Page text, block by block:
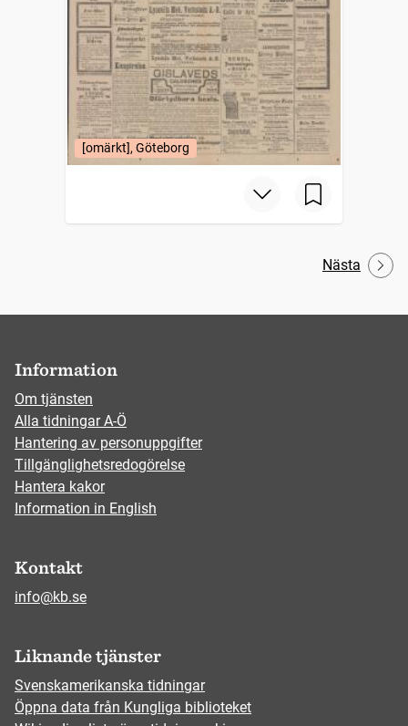
[omärkt], Göteborg
Nästa
Information
Om tjänsten
Alla tidningar A-Ö
Hantering av personuppgifter
Tillgänglighetsredogörelse
Hantera kakor
Information in English
Kontakt
info@kb.se
Liknande tjänster
Svenskamerikanska tidningar
Öppna data från Kungliga biblioteket